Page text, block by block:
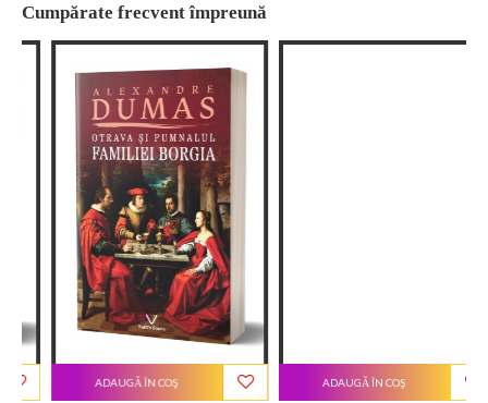
Cumpărate frecvent împreună
ADAUGĂ ÎN COŞ ADAUGĂ ÎN COŞ